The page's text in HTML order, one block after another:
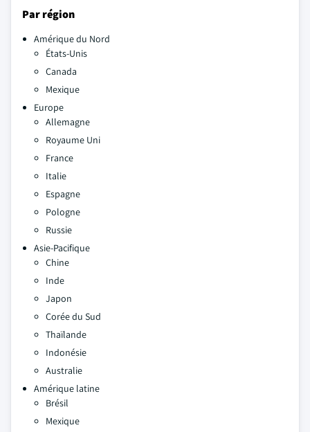
Par région
Amérique du Nord
États-Unis
Canada
Mexique
Europe
Allemagne
Royaume Uni
France
Italie
Espagne
Pologne
Russie
Asie-Pacifique
Chine
Inde
Japon
Corée du Sud
Thaïlande
Indonésie
Australie
Amérique latine
Brésil
Mexique